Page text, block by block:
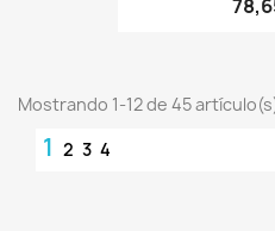
Mostrando 1-12 de 45
1 2 3 4